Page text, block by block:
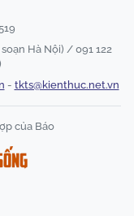
Hà Nội) / 091 122
- tkts@kienthuc.net.vn
của Báo